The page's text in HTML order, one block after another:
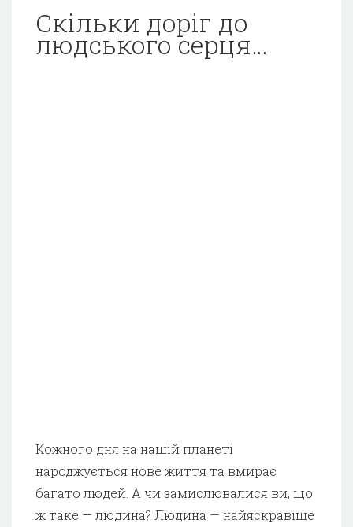
Скільки доріг до
людського серця…
Кожного дня на нашій планеті
народжується нове життя та вмирає
багато людей. А чи замислювалися ви, що
ж таке — людина? Людина — найяскравіше